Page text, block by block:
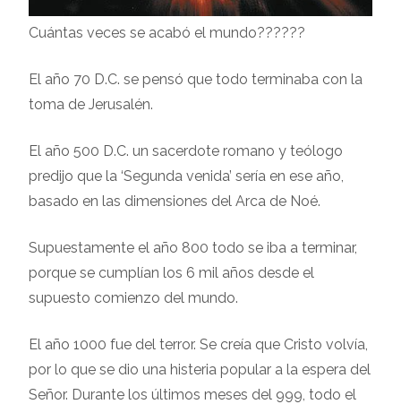
Cuántas veces se acabó el mundo??????
El año 70 D.C. se pensó que todo terminaba con la
toma de Jerusalén.
El año 500 D.C. un sacerdote romano y teólogo
predijo que la ‘Segunda venida’ sería en ese año,
basado en las dimensiones del Arca de Noé.
Supuestamente el año 800 todo se iba a terminar,
porque se cumplían los 6 mil años desde el
supuesto comienzo del mundo.
El año 1000 fue del terror. Se creía que Cristo volvía,
por lo que se dio una histeria popular a la espera del
Señor. Durante los últimos meses del 999, todo el